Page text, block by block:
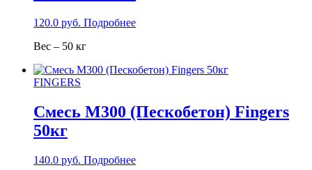
120.0 руб. Подробнее
Вес – 50 кг
FINGERS
Смесь М300 (Пескобетон) Fingers
50кг
140.0 руб. Подробнее